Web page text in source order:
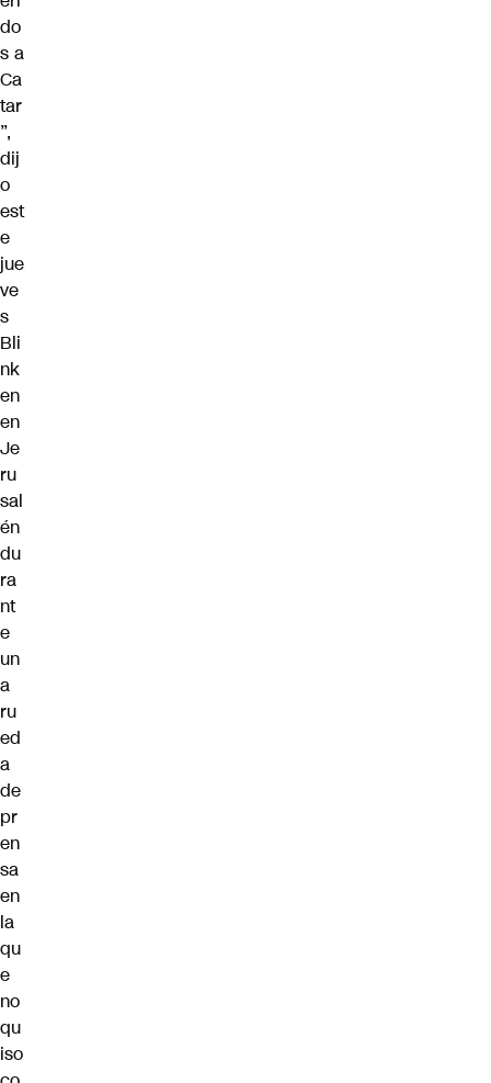
do
s a
Ca
tar
”,
dij
o
est
e
jue
ve
s
Bli
nk
en
en
Je
ru
sal
én
du
ra
nt
e
un
a
ru
ed
a
de
pr
en
sa
en
la
qu
e
no
qu
iso